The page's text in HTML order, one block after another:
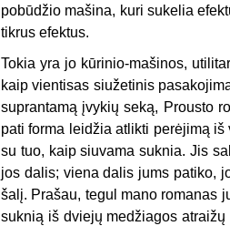
pobūdžio mašina, kuri sukelia
tikrus efektus.
Tokia yra jo kūrinio-mašinos,
kaip vientisas siužetinis
suprantamą įvykių seką, Prousto
pati forma leidžia atlikti perėjimą
su tuo, kaip siuvama suknia. Jis
jos dalis; viena dalis jums patiko,
šalį. Prašau, tegul mano romanas
suknią iš dviejų medžiagos